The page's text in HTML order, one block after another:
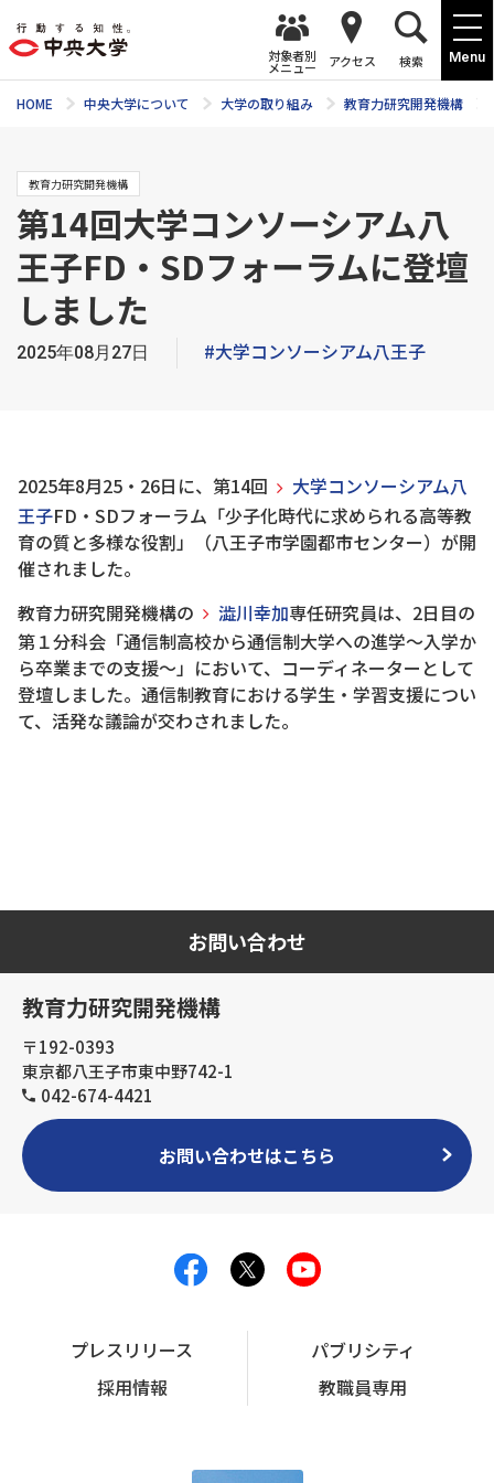
Menu
対象者別
メニュー アクセス 検索
HOME 中央大学について 大学の取り組み 教育力研究開発機構
教育力研究開発機構
第14回大学コンソーシアム八
王子FD・SDフォーラムに登壇
しました
2025年08月27日 #大学コンソーシアム八王子
2025年8月25・26日に、第14回
大学コンソーシアム八
王子FD・SDフォーラム「少子化時代に求められる高等教
育の質と多様な役割」（八王子市学園都市センター）が開
催されました。
教育力研究開発機構の
澁川幸加専任研究員は、2日目の
第１分科会「通信制高校から通信制大学への進学～入学か
ら卒業までの支援～」において、コーディネーターとして
登壇しました。通信制教育における学生・学習支援につい
て、活発な議論が交わされました。
お問い合わせ
教育力研究開発機構
〒192-0393
東京都八王子市東中野742-1
042-674-4421
お問い合わせはこちら
プレスリリース
パブリシティ
採用情報
教職員専用